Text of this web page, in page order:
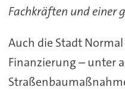
Fachkräften und einer
Auch die Stadt
Finanzierung – unter